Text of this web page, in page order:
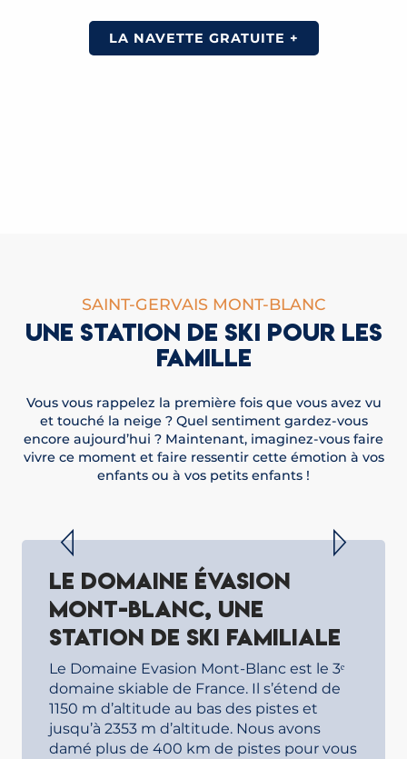
LA NAVETTE GRATUITE +
SAINT-GERVAIS MONT-BLANC
UNE STATION DE SKI POUR LES
FAMILLE
Vous vous rappelez la première fois que vous avez vu
et touché la neige ? Quel sentiment gardez-vous
encore aujourd’hui ? Maintenant, imaginez-vous faire
vivre ce moment et faire ressentir cette émotion à vos
enfants ou à vos petits enfants !
LIRE LA SUITE
Le domaine évasion
Mont-Blanc, une
station de ski familiale
Le Domaine Evasion Mont-Blanc est le 3ᵉ
domaine skiable de France. Il s’étend de
1150 m d’altitude au bas des pistes et
jusqu’à 2353 m d’altitude. Nous avons
damé plus de 400 km de pistes pour vous